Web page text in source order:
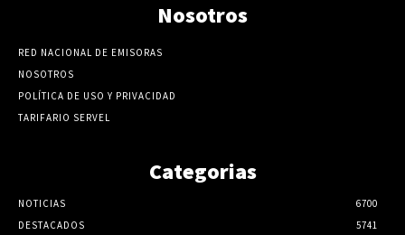
Nosotros
RED NACIONAL DE EMISORAS
NOSOTROS
POLÍTICA DE USO Y PRIVACIDAD
TARIFARIO SERVEL
Categorias
NOTICIAS
6700
DESTACADOS
5741